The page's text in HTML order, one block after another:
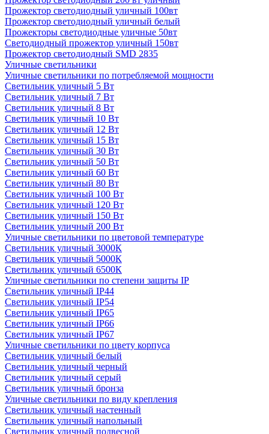
Прожектор светодиодный уличный 100вт
Прожектор светодиодный уличный белый
Прожекторы светодиодные уличные 50вт
Светодиодный прожектор уличный 150вт
Прожектор светодиодный SMD 2835
Уличные светильники
Уличные светильники по потребляемой мощности
Светильник уличный 5 Вт
Светильник уличный 7 Вт
Светильник уличный 8 Вт
Светильник уличный 10 Вт
Светильник уличный 12 Вт
Светильник уличный 15 Вт
Светильник уличный 30 Вт
Светильник уличный 50 Вт
Светильник уличный 60 Вт
Светильник уличный 80 Вт
Светильник уличный 100 Вт
Светильник уличный 120 Вт
Светильник уличный 150 Вт
Светильник уличный 200 Вт
Уличные светильники по цветовой температуре
Cветильник уличный 3000К
Cветильник уличный 5000К
Cветильник уличный 6500К
Уличные светильники по степени защиты IP
Светильник уличный IP44
Светильник уличный IP54
Светильник уличный IP65
Светильник уличный IP66
Светильник уличный IP67
Уличные светильники по цвету корпуса
Светильник уличный белый
Светильник уличный черный
Светильник уличный серый
Светильник уличный бронза
Уличные светильники по виду крепления
Светильник уличный настенный
Светильник уличный напольный
Светильник уличный подвесной